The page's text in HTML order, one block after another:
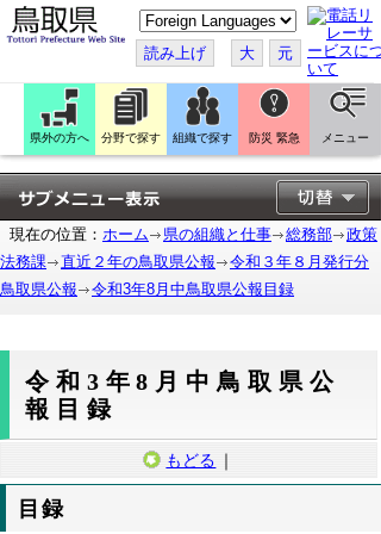
こ
の
ペ
ー
ジ
翻
訳
す
る
読み上げ 大 元
県外の方へ 分野で探す 組織で探す 防災 緊急 メニュー
現在の位置： ホーム 県の組織と仕事 総務部
政策
法務課
直近２年の鳥取県公報
令和３年８月発行分
鳥取県公報
令和3年8月中鳥取県公報目録
令和3年8月中鳥取県公
報目録
もどる ｜
目録